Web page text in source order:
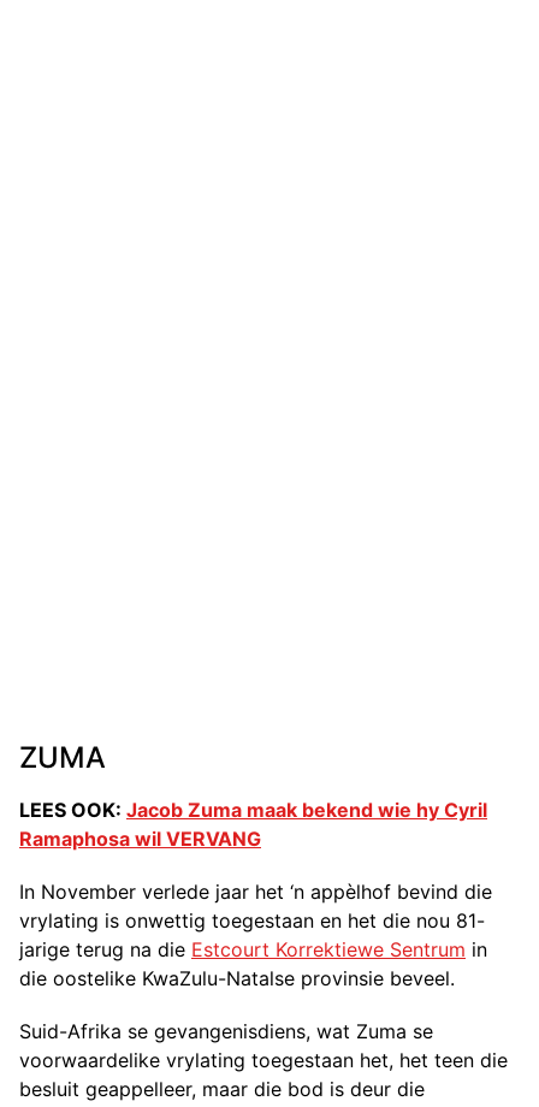
ZUMA
LEES OOK: Jacob Zuma maak bekend wie hy Cyril
Ramaphosa wil VERVANG
In November verlede jaar het ‘n appèlhof bevind die
vrylating is onwettig toegestaan en het die nou 81-
jarige terug na die Estcourt Korrektiewe Sentrum in
die oostelike KwaZulu-Natalse provinsie beveel.
Suid-Afrika se gevangenisdiens, wat Zuma se
voorwaardelike vrylating toegestaan het, het teen die
besluit geappelleer, maar die bod is deur die